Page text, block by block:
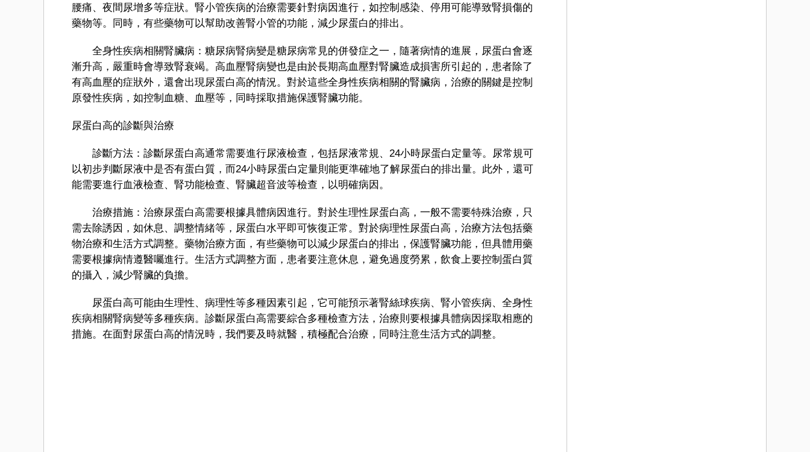
腰痛、夜間尿增多等症狀。腎小管疾病的治療需要針對病因進行，如控制感染、停用可能導致腎損傷的
藥物等。同時，有些藥物可以幫助改善腎小管的功能，減少尿蛋白的排出。
全身性疾病相關腎臟病：糖尿病腎病變是糖尿病常見的併發症之一，隨著病情的進展，尿蛋白會逐
漸升高，嚴重時會導致腎衰竭。高血壓腎病變也是由於長期高血壓對腎臟造成損害所引起的，患者除了
有高血壓的症狀外，還會出現尿蛋白高的情況。對於這些全身性疾病相關的腎臟病，治療的關鍵是控制
原發性疾病，如控制血糖、血壓等，同時採取措施保護腎臟功能。
尿蛋白高的診斷與治療
診斷方法：診斷尿蛋白高通常需要進行尿液檢查，包括尿液常規、24小時尿蛋白定量等。尿常規可
以初步判斷尿液中是否有蛋白質，而24小時尿蛋白定量則能更準確地了解尿蛋白的排出量。此外，還可
能需要進行血液檢查、腎功能檢查、腎臟超音波等檢查，以明確病因。
治療措施：治療尿蛋白高需要根據具體病因進行。對於生理性尿蛋白高，一般不需要特殊治療，只
需去除誘因，如休息、調整情緒等，尿蛋白水平即可恢復正常。對於病理性尿蛋白高，治療方法包括藥
物治療和生活方式調整。藥物治療方面，有些藥物可以減少尿蛋白的排出，保護腎臟功能，但具體用藥
需要根據病情遵醫囑進行。生活方式調整方面，患者要注意休息，避免過度勞累，飲食上要控制蛋白質
的攝入，減少腎臟的負擔。
尿蛋白高可能由生理性、病理性等多種因素引起，它可能預示著腎絲球疾病、腎小管疾病、全身性
疾病相關腎病變等多種疾病。診斷尿蛋白高需要綜合多種檢查方法，治療則要根據具體病因採取相應的
措施。在面對尿蛋白高的情況時，我們要及時就醫，積極配合治療，同時注意生活方式的調整。